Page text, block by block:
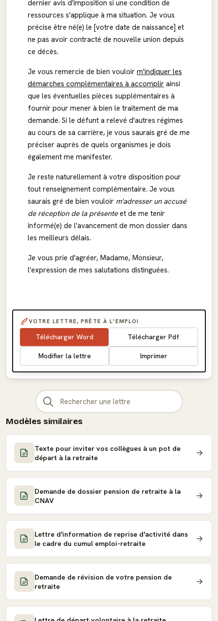
dernier avis d'imposition si une condition de
ressources s'applique à ma situation. Je vous
précise être né(e) le [votre date de naissance] et
ne pas avoir contracté de nouvelle union depuis
ce décès.
Je vous remercie de bien vouloir m'indiquer les
démarches complémentaires à accomplir ainsi
que les éventuelles pièces supplémentaires à
fournir pour mener à bien le traitement de ma
demande. Si le défunt a relevé d'autres régimes
au cours de sa carrière, je vous saurais gré de me
préciser auprès de quels organismes je dois
également me manifester.
Je reste naturellement à votre disposition pour
tout renseignement complémentaire. Je vous
saurais gré de bien vouloir m'adresser un accusé
de réception de la présenteet de me tenir
informé(e) de l'avancement de mon dossier dans
les meilleurs délais.
Je vous prie d'agréer, Madame, Monsieur,
l'expression de mes salutations distinguées.
VOTRE LETTRE, PRÊTE À L'EMPLOI
Télécharger Word Télécharger Pdf
Modifier la lettre Imprimer
Modèles similaires
Texte pour inviter vos collègues à un pot de
départ à la retraite
Demande de dossier pension de retraite à la
CNAV
Lettre d'information de reprise d'activité dans
le cadre du cumul emploi-retraite
Demande de révision de votre pension de
retraite